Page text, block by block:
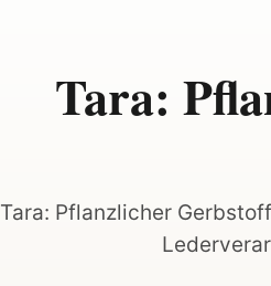
Tara:
Tara: Pflanzlicher